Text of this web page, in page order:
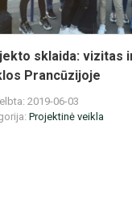
sklaida: vizitas
Prancūzijoje
2019-06-03
Projektinė veikla